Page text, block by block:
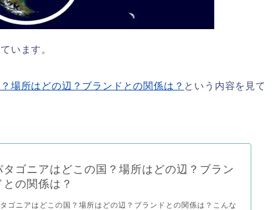
います。
場所はどの辺？ブランドとの関係は？ という内容を見て
タゴニアはどこの国？場所はどの辺？ブラン
との関係は？
ゴニアはどこの国？場所はどの辺？ブランドとの関係は？こんな